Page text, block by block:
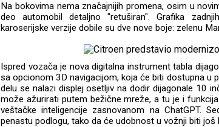
Na bokovima nema značajnijih promena, osim u
deo automobil detaljno "retuširan". Grafika
karoserijske verzije dobile su dve nove boje: zelenu
Ispred vozača je nova digitalna instrument tabla
sa opcionom 3D navigacijom, koja će biti dostupna u
delu se nalazi displej osetljiv na dodir dijagonale 10
može ažurirati putem bežične mreže, a tu je i
veštačke inteligencije zasnovanom na ChatGPT.
penastu podlogu, tako da će udobnost u vožnji biti još